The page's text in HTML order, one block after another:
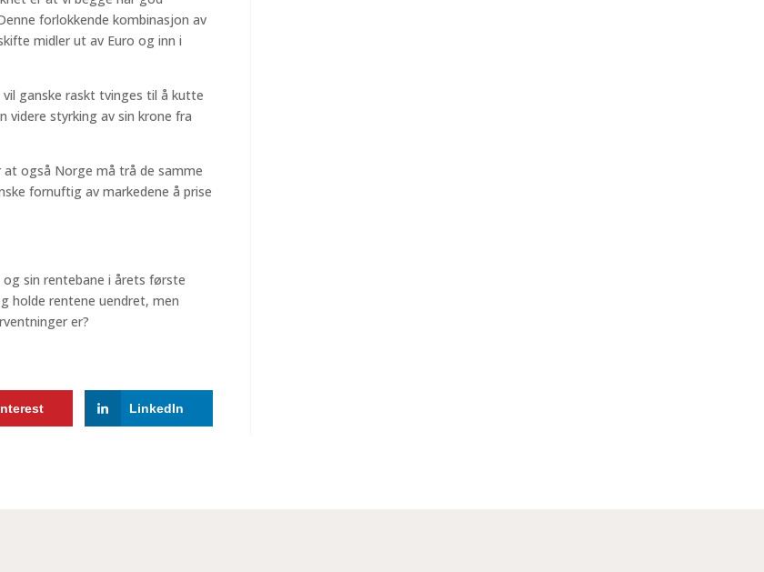
forlokkende kombinasjon av
midler ut av Euro og inn i
ganske raskt tvinges til å kutte
videre styrking av sin krone fra
også Norge må trå de samme
fornuftig av markedene å prise
sin rentebane i årets første
holde rentene uendret, men
er?
LinkedIn